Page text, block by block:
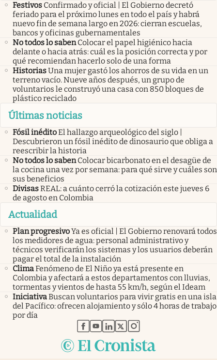
Festivos Confirmado y oficial | El Gobierno decretó
feriado para el próximo lunes en todo el país y habrá
nuevo fin de semana largo en 2026: cierran escuelas,
bancos y oficinas gubernamentales
No todos lo saben Colocar el papel higiénico hacia
delante o hacia atrás: cuál es la posición correcta y por
qué recomiendan hacerlo solo de una forma
HistoriasUna mujer gastó los ahorros de su vida en un
terreno vacío. Nueve años después, un grupo de
voluntarios le construyó una casa con 850 bloques de
plástico reciclado
Últimas noticias
Fósil inéditoEl hallazgo arqueológico del siglo |
Descubrieron un fósil inédito de dinosaurio que obliga a
reescribir la historia
No todos lo saben Colocar bicarbonato en el desagüe de
la cocina una vez por semana: para qué sirve y cuáles son
sus beneficios
DivisasREAL: a cuánto cerró la cotización este jueves 6
de agosto en Colombia
Actualidad
Plan progresivoYa es oficial | El Gobierno renovará todos
los medidores de agua: personal administrativo y
técnicos verificarán los sistemas y los usuarios deberán
pagar el total de la instalación
ClimaFenómeno de El Niño ya está presente en
Colombia y afectará a estos departamentos con lluvias,
tormentas y vientos de hasta 55 km/h, según el Ideam
IniciativaBuscan voluntarios para vivir gratis en una isla
del Pacífico: ofrecen alojamiento y sólo 4 horas de trabajo
por día
abre en nueva pestaña
abre en nueva pestaña
abre en nueva pestaña
abre en nueva pestaña
abre en nueva pestaña